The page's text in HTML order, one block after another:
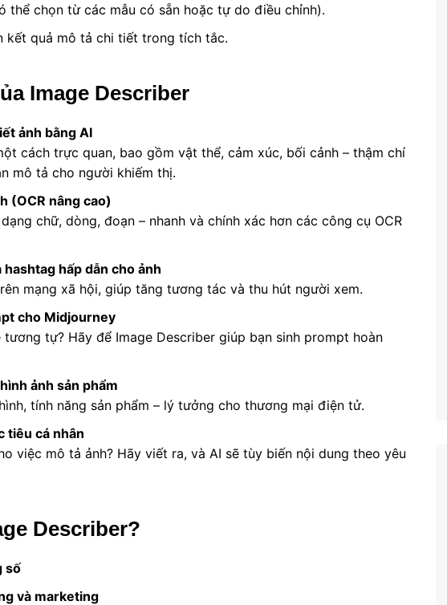
thể chọn từ các mẫu có sẵn hoặc tự do điều chỉnh).
kết quả mô tả chi tiết trong tích tắc.
Image Describer
ảnh bằng AI
cách trực quan, bao gồm vật thể, cảm xúc, bối cảnh – thậm chí
mô tả cho người khiếm thị.
(OCR nâng cao)
chữ, dòng, đoạn – nhanh và chính xác hơn các công cụ OCR
hấp dẫn cho ảnh
mạng xã hội, giúp tăng tương tác và thu hút người xem.
cho Midjourney
tự? Hãy để Image Describer giúp bạn sinh prompt hoàn
ảnh sản phẩm
tính năng sản phẩm – lý tưởng cho thương mại điện tử.
tiêu cá nhân
việc mô tả ảnh? Hãy viết ra, và AI sẽ tùy biến nội dung theo yêu
Describer?
số
và marketing